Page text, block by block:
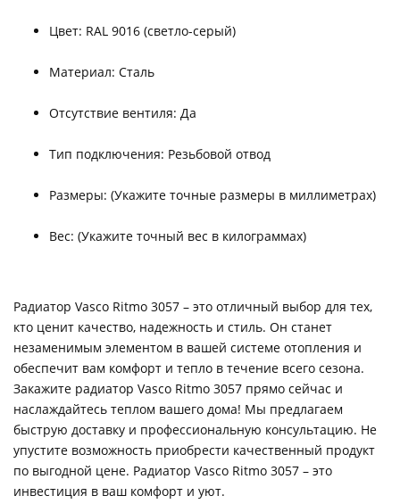
Цвет: RAL 9016 (светло-серый)
Материал: Сталь
Отсутствие вентиля: Да
Тип подключения: Резьбовой отвод
Размеры: (Укажите точные размеры в миллиметрах)
Вес: (Укажите точный вес в килограммах)
Радиатор Vasco Ritmo 3057 – это отличный выбор для тех,
кто ценит качество, надежность и стиль. Он станет
незаменимым элементом в вашей системе отопления и
обеспечит вам комфорт и тепло в течение всего сезона.
Закажите радиатор Vasco Ritmo 3057 прямо сейчас и
наслаждайтесь теплом вашего дома! Мы предлагаем
быструю доставку и профессиональную консультацию. Не
упустите возможность приобрести качественный продукт
по выгодной цене. Радиатор Vasco Ritmo 3057 – это
инвестиция в ваш комфорт и уют.